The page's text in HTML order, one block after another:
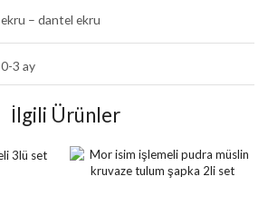
ekru – dantel ekru
0-3 ay
İlgili Ürünler